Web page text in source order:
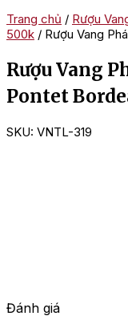
Trang chủ / Rượu
500k / Rượu Vang
Rượu Vang
Pontet
SKU: VNTL-319
Đánh giá